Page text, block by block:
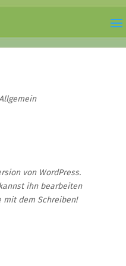
von WordPress.
ihn bearbeiten
mit dem Schreiben!